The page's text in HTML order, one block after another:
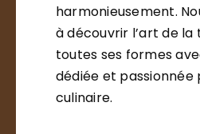
harmonieusement.
à découvrir l’art de la
toutes ses formes
dédiée et passionnée
culinaire.